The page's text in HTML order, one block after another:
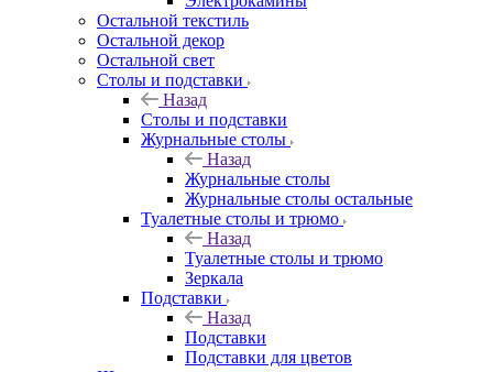
Остальной текстиль
Остальной декор
Остальной свет
Столы и подставки
Назад
Столы и подставки
Журнальные столы
Назад
Журнальные столы
Журнальные столы остальные
Туалетные столы и трюмо
Назад
Туалетные столы и трюмо
Зеркала
Подставки
Назад
Подставки
Подставки для цветов